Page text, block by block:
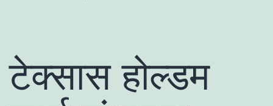
टेक्सास होल्डम